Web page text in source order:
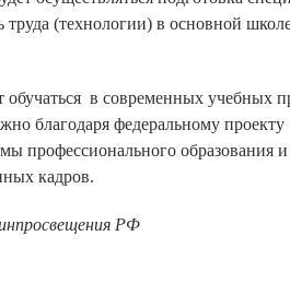
(технологии) в основной
обучаться в современных учебных
благодаря федеральному
профессионального образования
кадров.
РФ